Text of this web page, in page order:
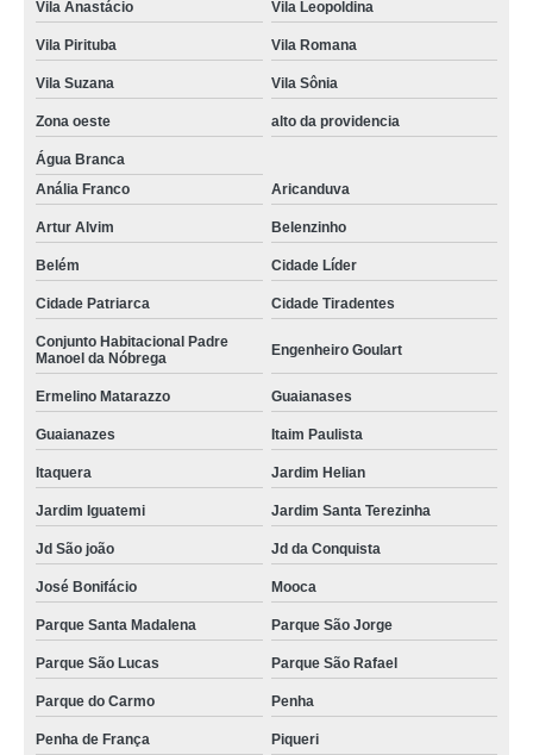
Vila Anastácio Vila Leopoldina
Vila Pirituba Vila Romana
Vila Suzana Vila Sônia
Zona oeste alto da providencia
Água Branca
Anália Franco
Aricanduva
Artur Alvim Belenzinho
Belém Cidade Líder
Cidade Patriarca Cidade Tiradentes
Conjunto Habitacional Padre
Manoel da Nóbrega
Engenheiro Goulart
Ermelino Matarazzo Guaianases
Guaianazes Itaim Paulista
Itaquera Jardim Helian
Jardim Iguatemi Jardim Santa Terezinha
Jd São joão Jd da Conquista
José Bonifácio Mooca
Parque Santa Madalena Parque São Jorge
Parque São Lucas Parque São Rafael
Parque do Carmo Penha
Penha de França Piqueri